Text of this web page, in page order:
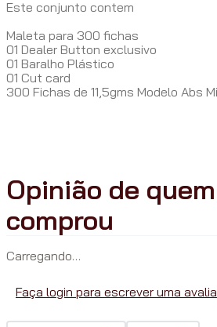
Este conjunto contem
Maleta para 300 fichas
01 Dealer Button exclusivo
01 Baralho Plástico
01 Cut card
300 Fichas de 11,5gms Modelo Abs
Carregando…
Faça login para escrever uma